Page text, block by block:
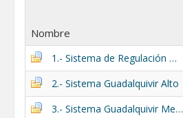
Nombre
1.- Sistema de Regulación General
2.- Sistema Guadalquivir Alto
3.- Sistema Guadalquivir Medio